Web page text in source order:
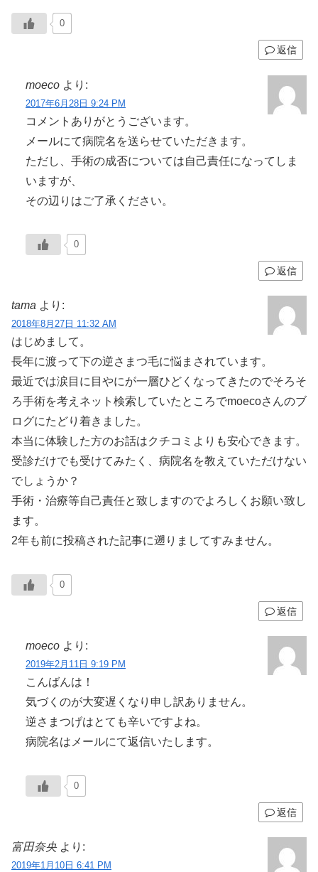
0
返信
moeco より:
2017年6月28日 9:24 PM
コメントありがとうございます。
メールにて病院名を送らせていただきます。
ただし、手術の成否については自己責任になってしま
いますが、
その辺りはご了承ください。
0
返信
tama より:
2018年8月27日 11:32 AM
はじめまして。
長年に渡って下の逆さまつ毛に悩まされています。
最近では涙目に目やにが一層ひどくなってきたのでそろそ
ろ手術を考えネット検索していたところでmoecoさんのブ
ログにたどり着きました。
本当に体験した方のお話はクチコミよりも安心できます。
受診だけでも受けてみたく、病院名を教えていただけない
でしょうか？
手術・治療等自己責任と致しますのでよろしくお願い致し
ます。
2年も前に投稿された記事に遡りましてすみません。
0
返信
moeco より:
2019年2月11日 9:19 PM
こんばんは！
気づくのが大変遅くなり申し訳ありません。
逆さまつげはとても辛いですよね。
病院名はメールにて返信いたします。
0
返信
富田奈央 より:
2019年1月10日 6:41 PM